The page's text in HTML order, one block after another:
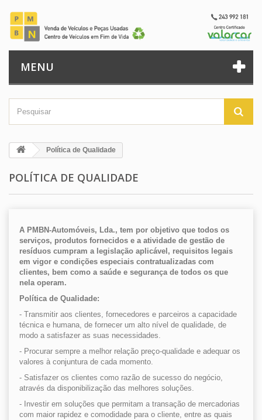
MENU
Política de Qualidade
POLÍTICA DE QUALIDADE
A PMBN-Automóveis, Lda., tem por objetivo que todos os
serviços, produtos fornecidos e a atividade de gestão de
resíduos cumpram a legislação aplicável, requisitos legais
em vigor e condições especiais contratualizadas com
clientes, bem como a saúde e segurança de todos os que
nela operam.
Política de Qualidade:
- Transmitir aos clientes, fornecedores e parceiros a capacidade
técnica e humana, de fornecer um alto nível de qualidade, de
modo a satisfazer as suas necessidades.
- Procurar sempre a melhor relação preço-qualidade e adequar os
valores à conjuntura de cada momento.
- Satisfazer os clientes como razão de sucesso do negócio,
através da disponibilização das melhores soluções.
- Investir em soluções que permitam a transação de mercadorias
com maior rapidez e comodidade para o cliente, entre as quais